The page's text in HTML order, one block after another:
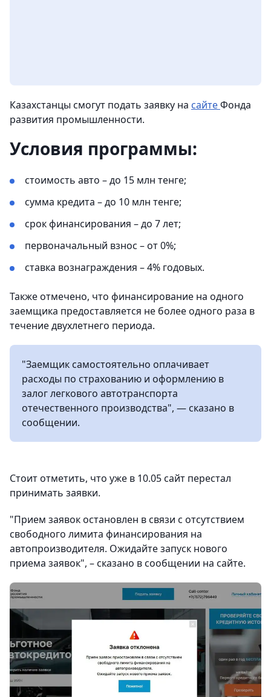
Казахстанцы смогут подать заявку на сайтеФонда
развития промышленности.
Условия программы:
стоимость авто – до 15 млн тенге;
сумма кредита – до 10 млн тенге;
срок финансирования – до 7 лет;
первоначальный взнос – от 0%;
ставка вознаграждения – 4% годовых.
Также отмечено, что финансирование на одного
заемщика предоставляется не более одного раза в
течение двухлетнего периода.
"Заемщик самостоятельно оплачивает
расходы по страхованию и оформлению в
залог легкового автотранспорта
отечественного производства", — сказано в
сообщении.
Стоит отметить, что уже в 10.05 сайт перестал
принимать заявки.
"Прием заявок остановлен в связи с отсутствием
свободного лимита финансирования на
автопроизводителя. Ожидайте запуск нового
приема заявок", – сказано в сообщении на сайте.